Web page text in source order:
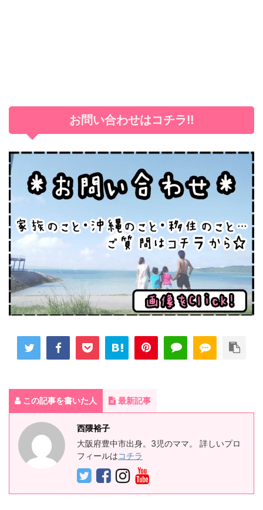
お問い合わせはコチラ!!
この記事を書いた人 最新記事
西隈裕子
大阪府豊中市出身。3児のママ。 詳しいプロ
フィールはコチラ